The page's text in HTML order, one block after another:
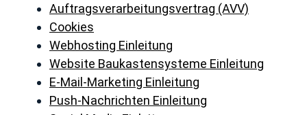
Auftragsverarbeitungsvertrag (AVV)
Cookies
Webhosting Einleitung
Website Baukastensysteme Einleitung
E-Mail-Marketing Einleitung
Push-Nachrichten Einleitung